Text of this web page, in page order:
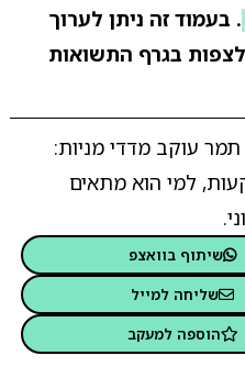
. בעמוד זה ניתן לערוך
בגרף התשואות
עוקב מדדי מניות:
למי הוא מתאים
שיתוף בוואצפ
שליחה למייל
הוספה למעקב